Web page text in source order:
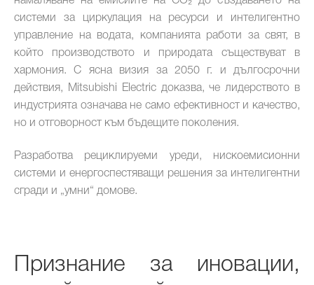
системи за циркулация на ресурси и интелигентно
управление на водата, компанията работи за свят, в
който производството и природата съществуват в
хармония. С ясна визия за 2050 г. и дългосрочни
действия, Mitsubishi Electric доказва, че лидерството в
индустрията означава не само ефективност и качество,
но и отговорност към бъдещите поколения.
Разработва рециклируеми уреди, нискоемисионни
системи и енергоспестяващи решения за интелигентни
сгради и „умни“ домове.
Признание за иновации,